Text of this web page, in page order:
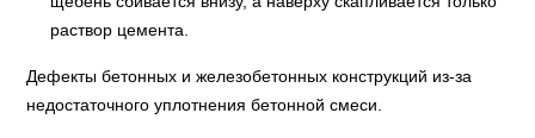
раствор цемента.
Дефекты бетонных и железобетонных конструкций из-за
недостаточного уплотнения бетонной смеси.